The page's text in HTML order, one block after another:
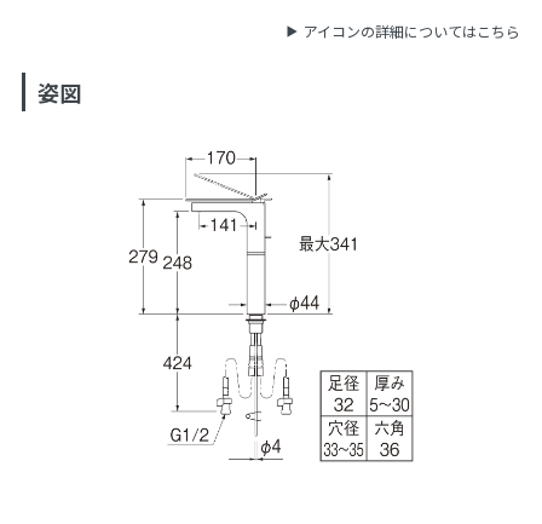
アイコンの詳細についてはこちら
姿図